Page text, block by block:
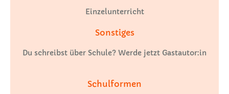
Einzelunterricht
Sonstiges
Du schreibst über Schule? Werde jetzt Gastautor:in
Schulformen